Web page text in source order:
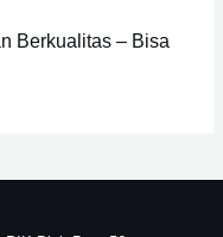
Berkualitas – Bisa